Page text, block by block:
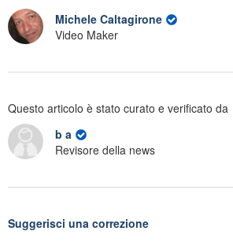
Michele Caltagirone
Video Maker
Questo articolo è stato curato e verificato da
b a
Revisore della news
Suggerisci una correzione